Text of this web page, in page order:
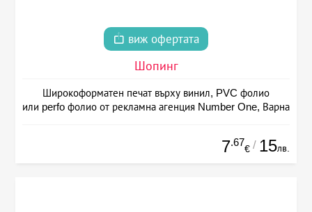
виж офертата
Шопинг
Широкоформатен печат върху винил, PVC фолио
или perfo фолио от рекламна агенция Number One, Варна
7.67
€ / 15лв.